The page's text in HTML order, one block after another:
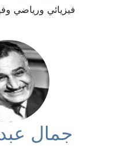
فيزيائي ورياضي
جمال عبد